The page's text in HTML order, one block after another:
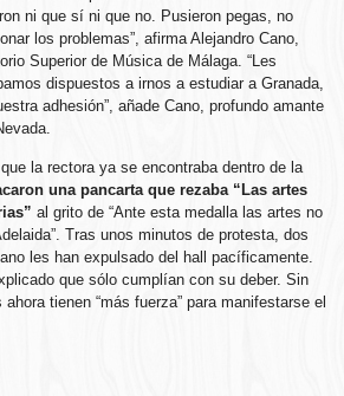
ni que sí ni que no. Pusieron pegas, no
los problemas”, afirma Alejandro Cano,
Superior de Música de Málaga. “Les
dispuestos a irnos a estudiar a Granada,
adhesión”, añade Cano, profundo amante
la rectora ya se encontraba dentro de la
una pancarta que rezaba “Las artes
al grito de “Ante esta medalla las artes no
Tras unos minutos de protesta, dos
les han expulsado del hall pacíficamente.
que sólo cumplían con su deber. Sin
tienen “más fuerza” para manifestarse el